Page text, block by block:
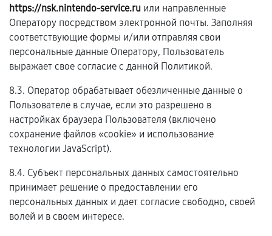
https://nsk.nintendo-service.ru или направленные
Оператору посредством электронной почты. Заполняя
соответствующие формы и/или отправляя свои
персональные данные Оператору, Пользователь
выражает свое согласие с данной Политикой.
8.3. Оператор обрабатывает обезличенные данные о
Пользователе в случае, если это разрешено в
настройках браузера Пользователя (включено
сохранение файлов «cookie» и использование
технологии JavaScript).
8.4. Субъект персональных данных самостоятельно
принимает решение о предоставлении его
персональных данных и дает согласие свободно, своей
волей и в своем интересе.